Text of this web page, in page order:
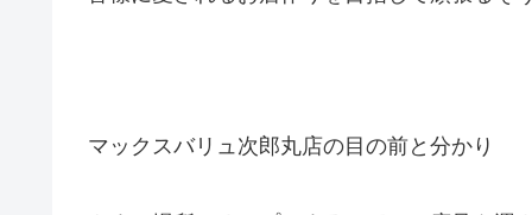
マックスバリュ次郎丸店の目の前と分かり